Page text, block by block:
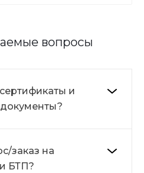
вопросы
и
заказ на
БТП?